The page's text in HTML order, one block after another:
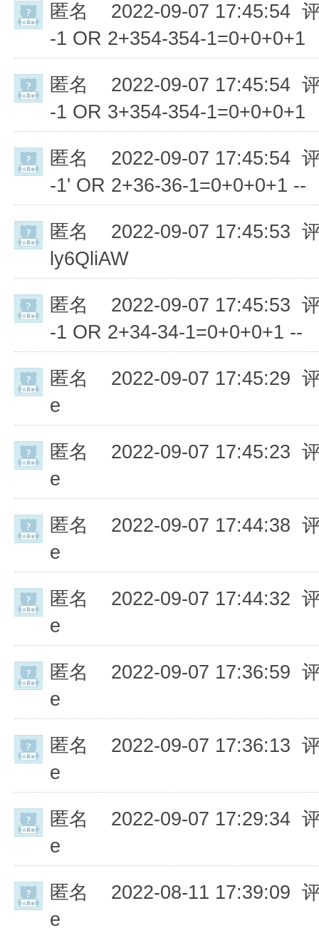
匿名 2022-09-07 17:45:54
-1 OR 2+354-354-1=0+0+0+1
匿名 2022-09-07 17:45:54
-1 OR 3+354-354-1=0+0+0+1
匿名 2022-09-07 17:45:54
-1' OR 2+36-36-1=0+0+0+1 --
匿名 2022-09-07 17:45:53
ly6QliAW
匿名 2022-09-07 17:45:53
-1 OR 2+34-34-1=0+0+0+1 --
匿名 2022-09-07 17:45:29
e
匿名 2022-09-07 17:45:23
e
匿名 2022-09-07 17:44:38
e
匿名 2022-09-07 17:44:32
e
匿名 2022-09-07 17:36:59
e
匿名 2022-09-07 17:36:13
e
匿名 2022-09-07 17:29:34
e
匿名 2022-08-11 17:39:09
e